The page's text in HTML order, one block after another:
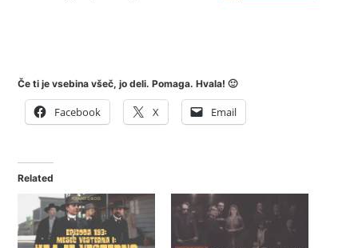
Če ti je vsebina všeč, jo deli. Pomaga. Hvala! 🙂
Facebook X Email
Related